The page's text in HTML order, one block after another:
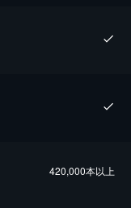
420,000本以上